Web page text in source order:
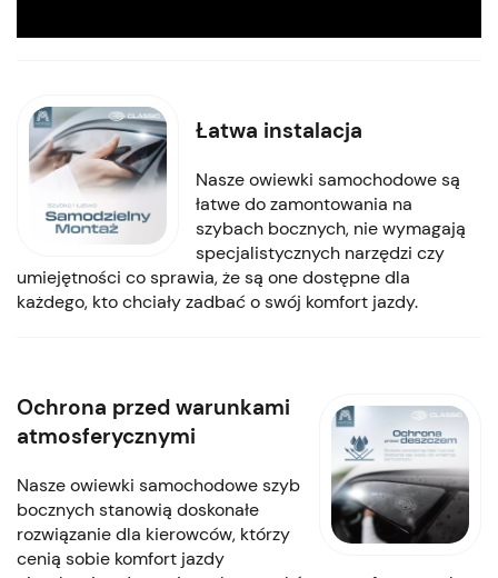
Łatwa instalacja
Nasze owiewki samochodowe są
łatwe do zamontowania na
szybach bocznych, nie wymagają
specjalistycznych narzędzi czy
umiejętności co sprawia, że są one dostępne dla
każdego, kto chciały zadbać o swój komfort jazdy.
Ochrona przed warunkami
atmosferycznymi
Nasze owiewki samochodowe szyb
bocznych stanowią doskonałe
rozwiązanie dla kierowców, którzy
cenią sobie komfort jazdy